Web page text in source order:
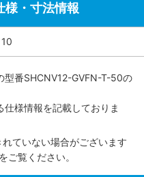
・寸法情報
10
型番SHCNV12-GVFN-T-50の
様情報を記載しておりま
ていない場合がございます
をご覧ください。